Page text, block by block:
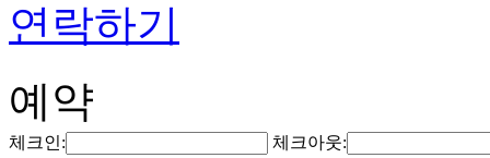
연락하기
예약
체크인: 체크아웃: